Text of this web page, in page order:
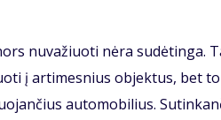
nu­va­žiuo­ti nė­ra su­dė­tin­ga.
į ar­ti­mes­nius ob­jek­tus, bet
au­to­mo­bi­lius.